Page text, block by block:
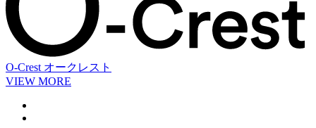
O-Crest オークレスト
VIEW MORE